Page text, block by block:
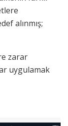
alınmış;
zarar
uygulamak